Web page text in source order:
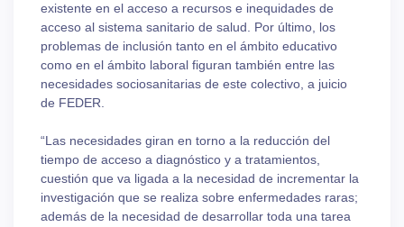
existente en el acceso a recursos e inequidades de
acceso al sistema sanitario de salud. Por último, los
problemas de inclusión tanto en el ámbito educativo
como en el ámbito laboral figuran también entre las
necesidades sociosanitarias de este colectivo, a juicio
de FEDER.
“Las necesidades giran en torno a la reducción del
tiempo de acceso a diagnóstico y a tratamientos,
cuestión que va ligada a la necesidad de incrementar la
investigación que se realiza sobre enfermedades raras;
además de la necesidad de desarrollar toda una tarea